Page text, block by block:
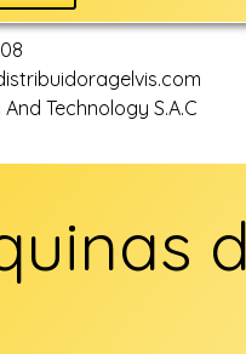
Technology S.A.C